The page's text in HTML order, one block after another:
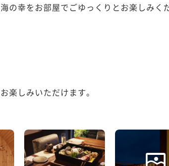
の幸をお部屋でごゆっくりとお楽しみく
楽しみいただけます。